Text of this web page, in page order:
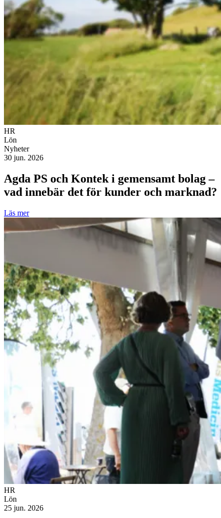
HR
Lön
Nyheter
30 jun. 2026
Agda PS och Kontek i gemensamt bolag –
vad innebär det för kunder och marknad?
Läs mer
HR
Lön
25 jun. 2026